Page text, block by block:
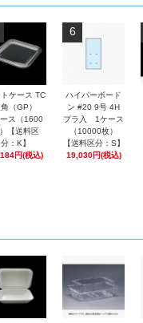
トケース TC
（GP）
ス（1600
【送料区
分：K】
円(税込)
6
ハイパーボード
ン #20 9号 4H
プラ入 1ケース
（10000枚）
【送料区分：S】
19,030円(税込)